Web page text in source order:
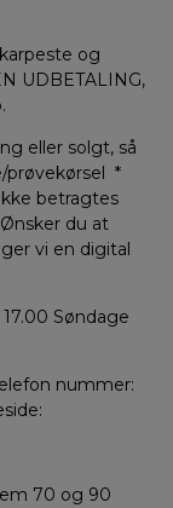
og
UDBETALING,
eller solgt, så
prøvekørsel *
betragtes
du at
vi en digital
Søndage
nummer:
70 og 90